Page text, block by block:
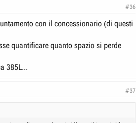
#36
con il concessionario (di questi
quantificare quanto spazio si perde
385L...
#37